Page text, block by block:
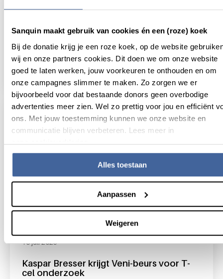
Sanquin maakt gebruik van cookies én een (roze) koek
Bij de donatie krijg je een roze koek, op de website
wij en onze partners cookies. Dit doen we om onze website
goed te laten werken, jouw voorkeuren te onthouden en om
onze campagnes slimmer te maken. Zo zorgen we er
bijvoorbeeld voor dat bestaande donors geen overbodige
advertenties meer zien. Wel zo prettig voor jou en efficiënt
ons. Met jouw toestemming kunnen we onze website en
communicatie blijven verbeteren. Lees meer in
onze cookieverklaring.
Alles toestaan
Aanpassen
Weigeren
Ontwikkelen van platform voor in vivo
gentherapie van bloedziekten
16 april 2025
lees nieuwsover ontwikkelen van platform voor in
Kaspar Bresser krijgt Veni-beurs voor T-
cel onderzoek
16 juli 2025